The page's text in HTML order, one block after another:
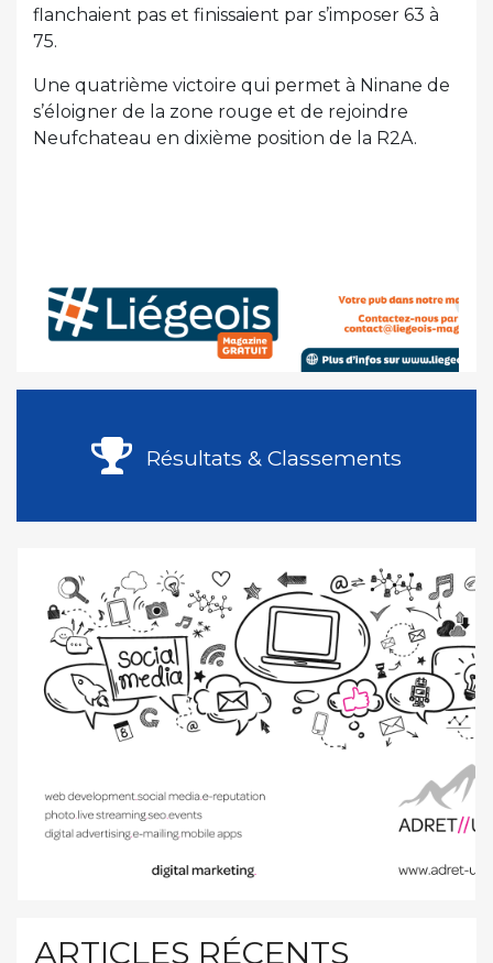
flanchaient pas et finissaient par s’imposer 63 à
75.
Une quatrième victoire qui permet à Ninane de
s’éloigner de la zone rouge et de rejoindre
Neufchateau en dixième position de la R2A.
Résultats & Classements
ARTICLES RÉCENTS